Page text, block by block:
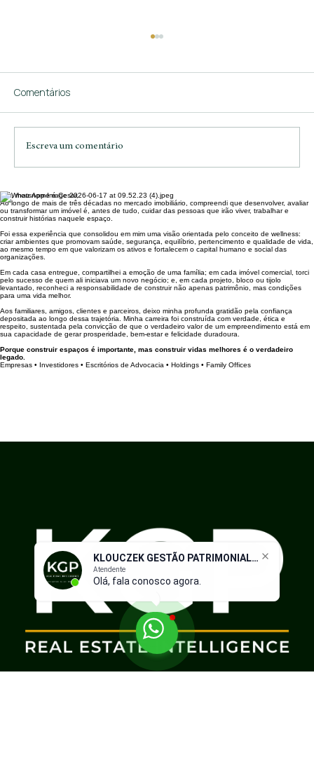
KLOUCZEK GESTÃO PATRIMONIAL IMOBILIÁRIO
Atendente
Olá, fala conosco agora.
Mercado imobiliário em 2026: está
mesmo em alta ou é hora de cautela para
investir?
Comentários
Olá, meu nome é Cesar,
Ao longo de mais de três décadas no mercado imobiliário, compreendi que desenvolver, avaliar
construir histórias naquele espaço.
Foi essa experiência que consolidou em mim uma visão orientada pelo conceito de wellness:
criar ambientes que promovam saúde, segurança, equilíbrio, pertencimento e qualidade de vida,
organizações.
Em cada casa entregue, compartilhei a emoção de uma família; em cada imóvel comercial, torci
pelo sucesso de quem ali iniciava um novo negócio; e, em cada projeto, bloco ou tijolo
para uma vida melhor.
Aos familiares, amigos, clientes e parceiros, deixo minha profunda gratidão pela confiança
depositada ao longo dessa trajetória. Minha carreira foi construída com verdade, ética e
sua capacidade de gerar prosperidade, bem-estar e felicidade duradoura.
Porque construir espaços é importante, mas construir vidas melhores é o verdadeiro